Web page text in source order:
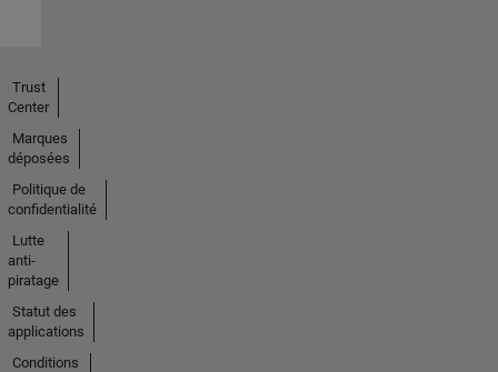
Trust
Center
Marques
déposées
Politique de
confidentialité
Lutte
anti-
piratage
Statut des
applications
Conditions